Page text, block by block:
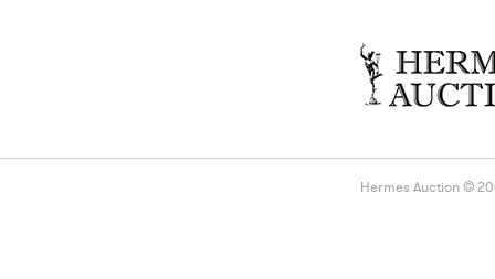
Hermes Auction ©